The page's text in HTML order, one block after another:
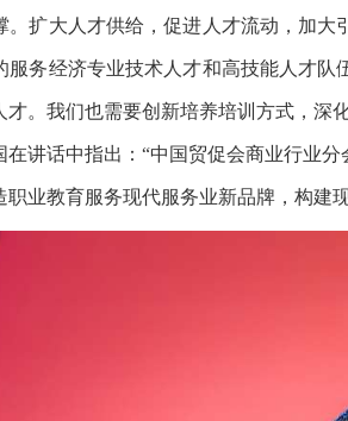
。扩大人才供给，促进人才流动，加
服务经济专业技术人才和高技能人才
。我们也需要创新培养培训方式，深
讲话中指出：“中国贸促会商业行业
业教育服务现代服务业新品牌，构建